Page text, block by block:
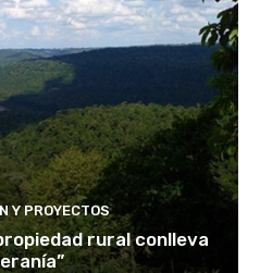
Y PROYECTOS
rural conlleva